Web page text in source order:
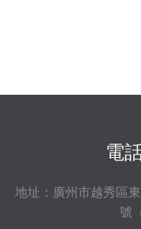
電
地址：廣州市越秀區
號